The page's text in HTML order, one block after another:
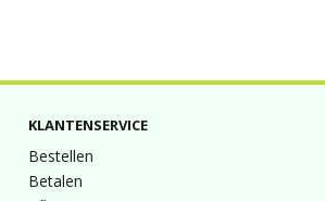
KLANTENSERVICE
Bestellen
Betalen